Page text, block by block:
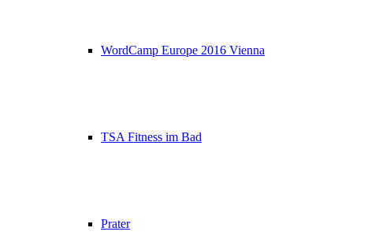
WordCamp Europe 2016 Vienna
TSA Fitness im Bad
Prater